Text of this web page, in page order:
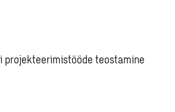
projekteerimistööde teostamine